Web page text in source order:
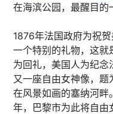
在海滨公园，最醒目的
1876年法国政府为祝
一个特别的礼物，这就
为回礼，美国人为纪
又一座自由女神像，题
在风景如画的塞纳河
年，巴黎市为此将自由